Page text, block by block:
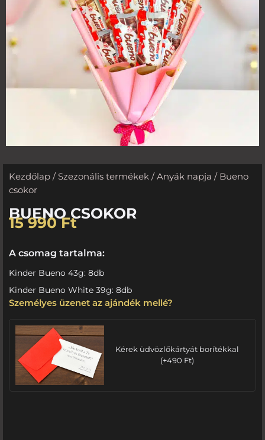
Kezdőlap / Szezonális termékek /Anyák napja / Bueno
csokor
BUENO CSOKOR
15 990Ft
A csomag tartalma:
Kinder Bueno 43g: 8db
Kinder Bueno White 39g: 8db
Személyes üzenet az ajándék mellé?
Kérek üdvözlőkártyát borítékkal
(+490 Ft)